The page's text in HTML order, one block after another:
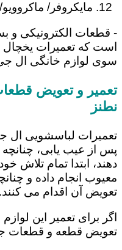
مایکروفر/
- قطعات الکترونیکی و
است که تعمیرات یخچال
سوی لوازم خانگی ال
تعمیر و تعویض
نطنز
تعمیرات لباسشویی ال
پس از عیب یابی،
دهند، ابتدا تمام تلاش
معیوب انجام داده و
تعویض آن اقدام می کنند.
اگر برای تعمیر این
تعویض قطعه و قطعات